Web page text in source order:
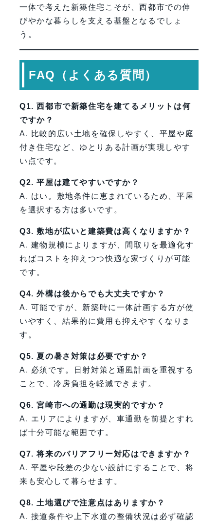
一体で考えた新築住宅こそが、西都市での伸
びやかな暮らしを支える基盤となるでしょ
う。
FAQ（よくある質問）
Q1. 西都市で新築住宅を建てるメリットは何
ですか？
A. 比較的広い土地を確保しやすく、平屋や庭
付き住宅など、ゆとりある計画が実現しやす
い点です。
Q2. 平屋は建てやすいですか？
A. はい。敷地条件に恵まれているため、平屋
を選択する方は多いです。
Q3. 敷地が広いと建築費は高くなりますか？
A. 建物規模によりますが、間取りを最適化す
ればコストを抑えつつ快適な家づくりが可能
です。
Q4. 外構は後からでも大丈夫ですか？
A. 可能ですが、新築時に一体計画する方が使
いやすく、結果的に費用も抑えやすくなりま
す。
Q5. 夏の暑さ対策は必要ですか？
A. 必須です。日射対策と通風計画を重視する
ことで、冷房負担を軽減できます。
Q6. 宮崎市への通勤は現実的ですか？
A. エリアによりますが、車通勤を前提とすれ
ば十分可能な範囲です。
Q7. 将来のバリアフリー対応はできますか？
A. 平屋や段差の少ない設計にすることで、将
来も安心して暮らせます。
Q8. 土地選びで注意点はありますか？
A. 接道条件や上下水道の整備状況は必ず確認